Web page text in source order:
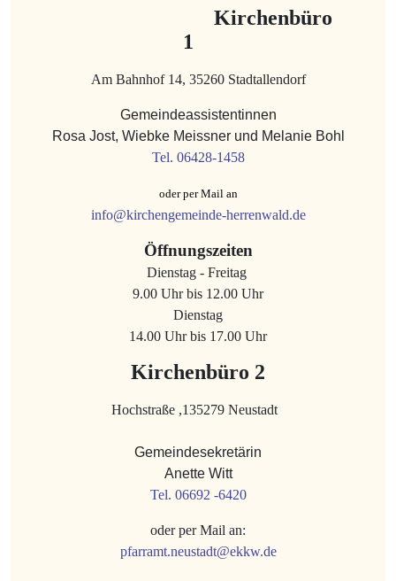
Kirchenbüro
1
Am Bahnhof 14, 35260 Stadtallendorf
Gemeindeassistentinnen
Rosa Jost, Wiebke Meissner und Melanie Bohl
Tel. 06428-1458
oder per Mail an
info@kirchengemeinde-herrenwald.de
Öffnungszeiten
Dienstag - Freitag
9.00 Uhr bis 12.00 Uhr
Dienstag
14.00 Uhr bis 17.00 Uhr
Kirchenbüro 2
Hochstraße ,135279 Neustadt
Gemeindesekretärin
Anette Witt
Tel. 06692 -6420
oder per Mail an:
pfarramt.neustadt@ekkw.de